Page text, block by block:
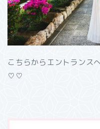
こちらからエントランス
♡♡